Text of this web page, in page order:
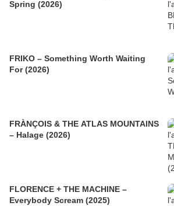
Spring (2026)
FRIKO – Something Worth Waiting
For (2026)
FRÀNÇOIS & THE ATLAS MOUNTAINS
– Halage (2026)
FLORENCE + THE MACHINE –
Everybody Scream (2025)